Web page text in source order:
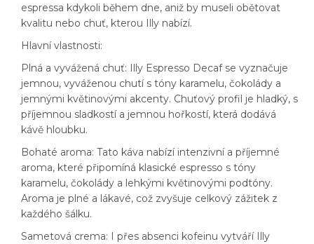
espressa kdykoli během dne, aniž by museli obětovat
kvalitu nebo chuť, kterou Illy nabízí.
Hlavní vlastnosti:
Plná a vyvážená chuť: Illy Espresso Decaf se vyznačuje
jemnou, vyváženou chutí s tóny karamelu, čokolády a
jemnými květinovými akcenty. Chuťový profil je hladký, s
příjemnou sladkostí a jemnou hořkostí, která dodává
kávě hloubku.
Bohaté aroma: Tato káva nabízí intenzivní a příjemné
aroma, které připomíná klasické espresso s tóny
karamelu, čokolády a lehkými květinovými podtóny.
Aroma je plné a lákavé, což zvyšuje celkový zážitek z
každého šálku.
Sametová crema: I přes absenci kofeinu vytváří Illy